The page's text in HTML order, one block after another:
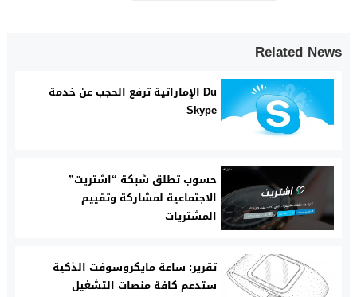
Related News
Du الإماراتية ترفع الحجب عن خدمة
Skype
حسوب تطلق شبكة “اشتريت”
الاجتماعية لمشاركة وتقييم
المشتريات
تقرير: ساعة مايكروسوفت الذكية
ستدعم كافة منصات التشغيل